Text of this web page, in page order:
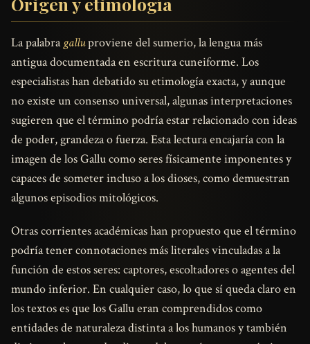
La palabragalluproviene del sumerio, la lengua más
antigua documentada en escritura cuneiforme. Los
especialistas han debatido su etimología exacta, y aunque
no existe un consenso universal, algunas interpretaciones
sugieren que el término podría estar relacionado con ideas
de poder, grandeza o fuerza. Esta lectura encajaría con la
imagen de los Gallu como seres físicamente imponentes y
capaces de someter incluso a los dioses, como demuestran
algunos episodios mitológicos.
Otras corrientes académicas han propuesto que el término
podría tener connotaciones más literales vinculadas a la
función de estos seres: captores, escoltadores o agentes del
mundo inferior. En cualquier caso, lo que sí queda claro en
los textos es que los Gallu eran comprendidos como
entidades de naturaleza distinta a los humanos y también